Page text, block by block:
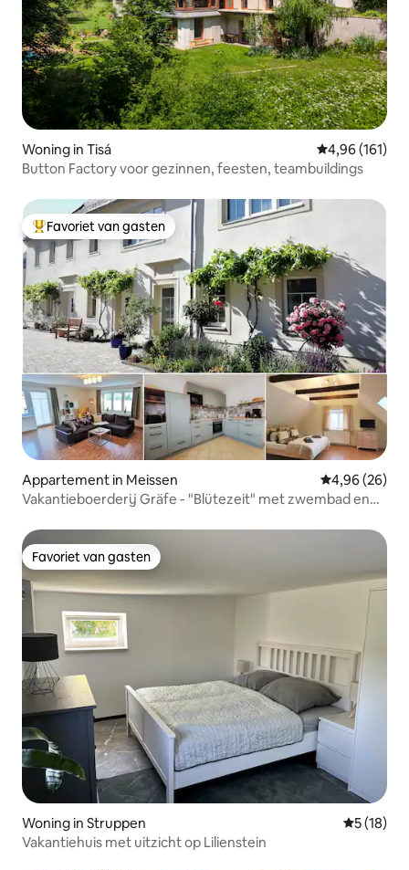
Woning in Tisá Gemiddelde
4,96 (161)
Button Factory voor gezinnen, feesten, teambuildings
Topfavoriet van gasten
Favoriet van gasten
Appartement in Meissen Gemiddelde
4,96 (26)
Vakantieboerderij Gräfe - "Blütezeit" met zwembad en
Favoriet van gasten
Favoriet van gasten
Woning in Struppen
5 (18)
Vakantiehuis met uitzicht op Lilienstein